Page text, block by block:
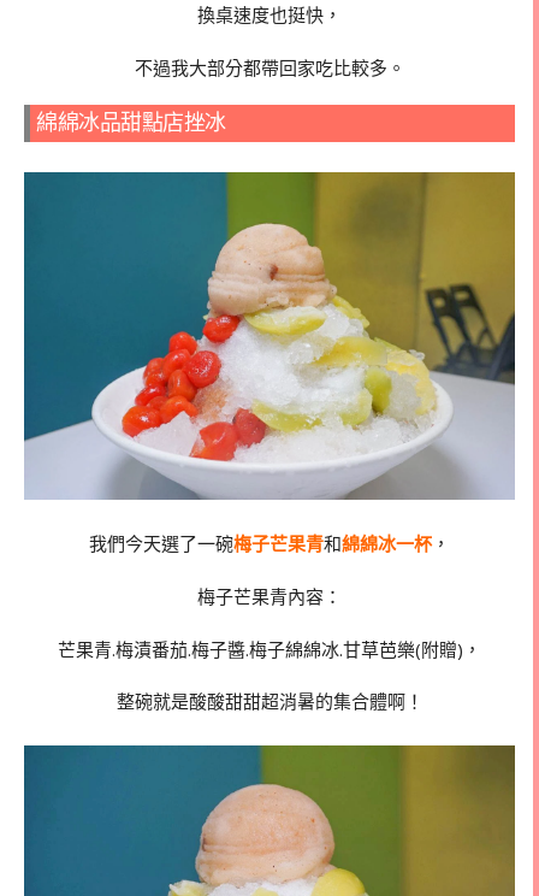
換桌速度也挺快，
不過我大部分都帶回家吃比較多。
綿綿冰品甜點店挫冰
我們今天選了一碗梅子芒果青和綿綿冰一杯，
梅子芒果青內容：
芒果青.梅漬番茄.梅子醬.梅子綿綿冰.甘草芭樂(附贈)，
整碗就是酸酸甜甜超消暑的集合體啊！